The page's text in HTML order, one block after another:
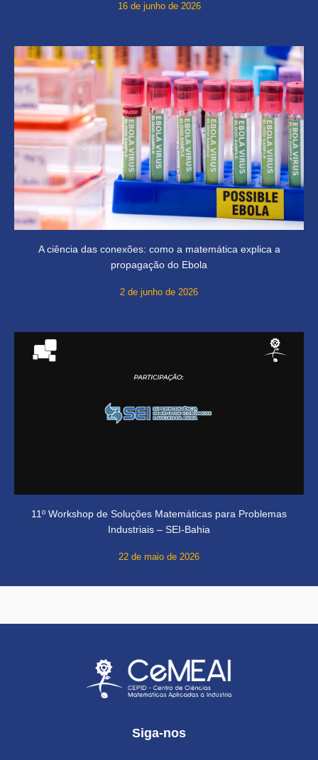
16 de junho de 2026
A ciência das conexões: como a matemática explica a
propagação do Ebola
2 de junho de 2026
11º Workshop de Soluções Matemáticas para Problemas
Industriais – SEI-Bahia
22 de maio de 2026
Siga-nos